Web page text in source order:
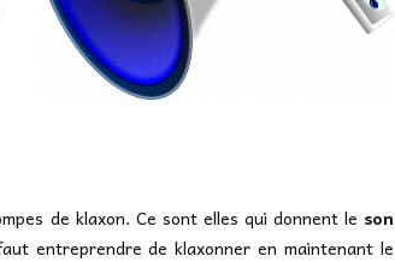
de klaxon. Ce sont elles qui donnent le son
entreprendre de klaxonner en maintenant le